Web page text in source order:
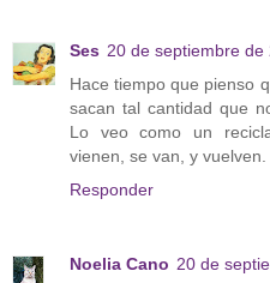
Ses 20 de septiembre
Hace tiempo que pienso
sacan tal cantidad que
Lo veo como un
vienen, se van, y vuelven.
Responder
Noelia Cano 20 de